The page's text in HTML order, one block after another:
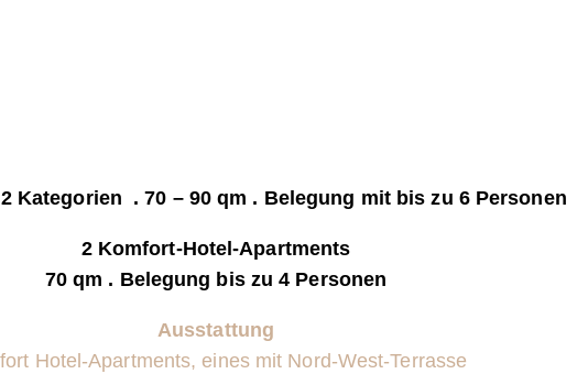
Kategorien . 70 – 90 qm . Belegung mit bis zu 6 Personen
2 Komfort-Hotel-Apartments
70 qm . Belegung bis zu 4 Personen
Ausstattung
Hotel-Apartments, eines mit Nord-West-Terrasse